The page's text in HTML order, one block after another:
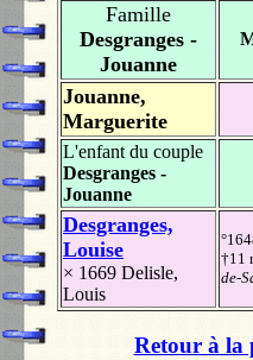
Famille
Desgranges -
Jouanne
Jouanne,
Marguerite
L'enfant du couple
Desgranges -
Jouanne
Desgranges,
Louise
× 1669 Delisle,
Louis
†11
de-
Retour à la